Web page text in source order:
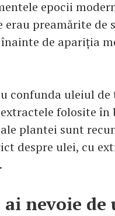
epocii
erau preamărite de
de apariția
u confunda uleiul de
extractele folosite în
ale plantei sunt
despre ulei, cu
ai nevoie